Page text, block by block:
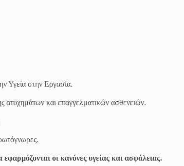
Υγεία στην Εργασία.
ατυχημάτων και επαγγελματικών ασθενειών.
οι κανόνες υγείας και ασφάλειας.